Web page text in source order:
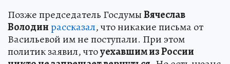
Позже председатель ГосдумыВячеслав
Володинрассказал, что никакие письма от
Васильевой им не поступали. При этом
политик заявил, чтоуехавшим из России